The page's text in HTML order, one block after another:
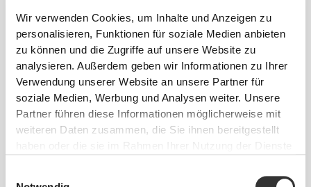
Wir verwenden Cookies, um Inhalte und Anzeigen zu
personalisieren, Funktionen für soziale Medien anbieten
zu können und die Zugriffe auf unsere Website zu
analysieren. Außerdem geben wir Informationen zu Ihrer
Verwendung unserer Website an unsere Partner für
soziale Medien, Werbung und Analysen weiter. Unsere
Partner führen diese Informationen möglicherweise mit
weiteren Daten zusammen, die Sie ihnen bereitgestellt
Zwischen zwei Größen? Du bist dir bei deiner
Größe nicht sicher?
Wenn du unentschlossen bist, wähle eine
Größe größer für eine lockere Passform oder
eine Größe kleiner für eine engere Passform.
Unsere Produkte werden so gefertigt, dass sie